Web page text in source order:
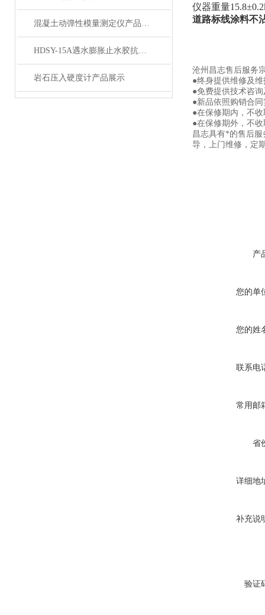
混凝土动弹性模量测定仪产品展示
HDSY-15A遇水膨胀止水胶抗水压试验机（三试件）产品展示
岩石压入硬度计产品展示
仪器重量
道路标线涂料不
沧州昌志售后服务
●终身提供维修及
●免费提供技术咨
●新品依照购销合
●在保修期内，不
●在保修期外，不
昌志具有*的售后
导，上门维修，定
产
您的单
您的姓
联系电
常用邮
省
详细地
补充说
验证